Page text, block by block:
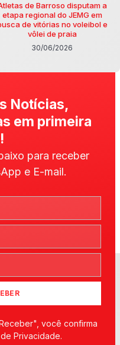
de Barroso disputam a
etapa regional do JEMG em
de vitórias no voleibol e
vôlei de praia
30/06/2026
Notícias,
em primeira
para receber
e E-mail.
você confirma
Privacidade.